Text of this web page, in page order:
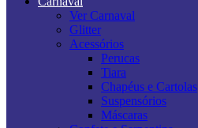
Ver Carnaval
Glitter
Acessórios
Perucas
Tiara
Chapéus e Cartolas
Suspensórios
Máscaras